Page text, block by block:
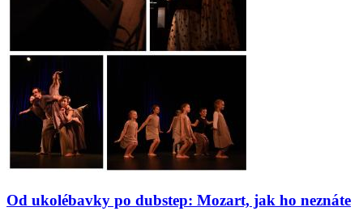
Od ukolébavky po dubstep: Mozart, jak ho neznáte